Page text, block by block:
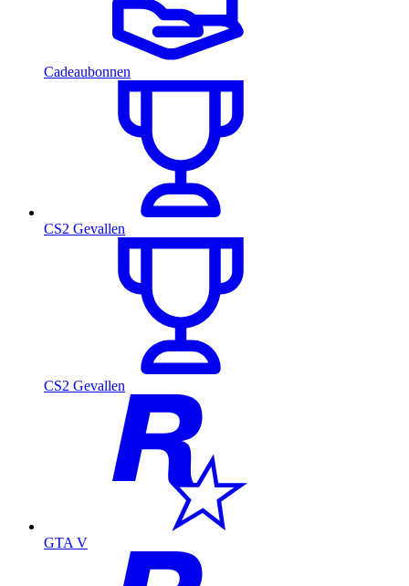
Cadeaubonnen
CS2 Gevallen
CS2 Gevallen
GTA V